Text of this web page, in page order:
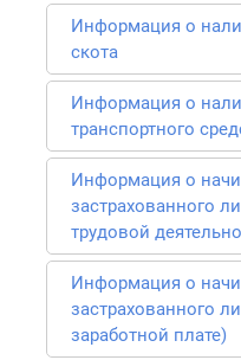
Информация о
скота
Информация о
транспортного
Информация о
застрахованного
трудовой
Информация о
застрахованного
заработной плате)